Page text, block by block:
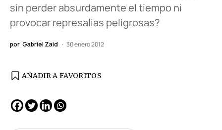
sin perder absurdamente el tiempo ni
provocar represalias peligrosas?
por Gabriel Zaid 30 enero 2012
AÑADIR A FAVORITOS